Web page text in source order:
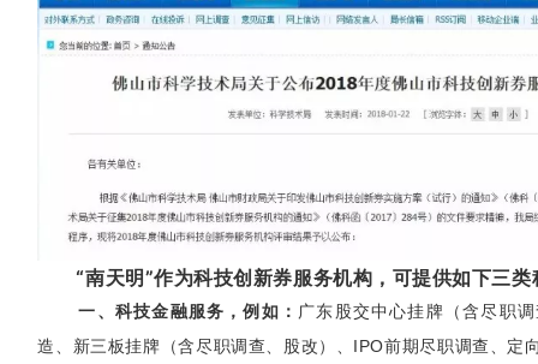
“南天明”作为科技创新券服务机构，可提供如下三
一、科技金融服务，例如： 广东股交中心挂牌（含尽职
造、新三板挂牌（含尽职调查、股改）、IPO前期尽职调查、定